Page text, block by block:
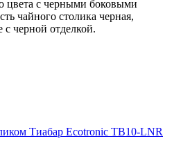
цвета с черными боковыми
чайного столика черная,
черной отделкой.
Тиабар Ecotronic TB10-LNR